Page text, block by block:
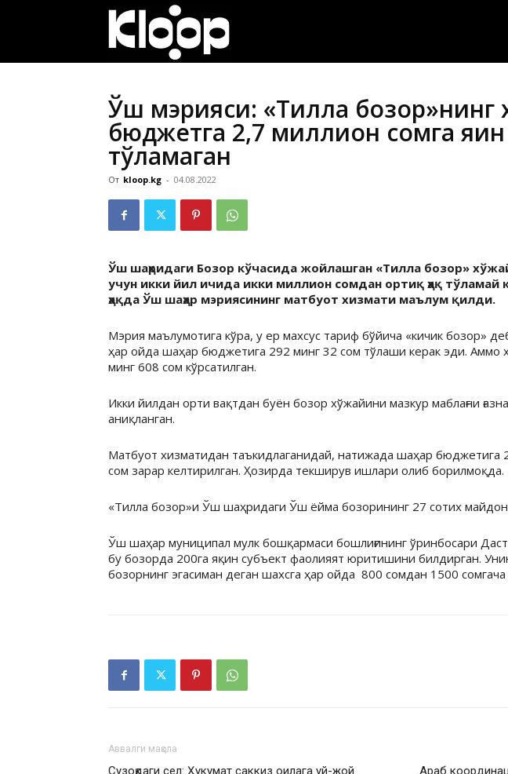
Ўш мэрияси: «Тилла бозор»нинг
бюджетга 2,7 миллион сомга
тўламаган
От kloop.kg - 04.08.2022
Ўш шаҳридаги Бозор кўчасида жойлашган «Тилла бозор»
учун икки йил ичида икки миллион сомдан ортиқ ҳақ тўламай
ҳақда Ўш шаҳар мэриясининг матбуот хизмати маълум қилди.
Мэрия маълумотига кўра, у ер махсус тариф бўйича «кичик бозор»
ҳар ойда шаҳар бюджетига 292 минг 32 сом тўлаши керак эди. Аммо
минг 608 сом кўрсатилган.
Икки йилдан орти вақтдан буён бозор хўжайини мазкур маблағни
аниқланган.
Матбуот хизматидан таъкидлаганидай, натижада шаҳар бюджетига
сом зарар келтирилган. Ҳозирда текширув ишлари олиб борилмоқда.
«Тилла бозор»и Ўш шаҳридаги Ўш ёйма бозорининг 27 сотих
Ўш шаҳар муниципал мулк бошқармаси бошлиғининг ўринбосари
бу бозорда 200га яқин субъект фаолияят юритишини билдирган.
бозорнинг эгасиман деган шахсга ҳар ойда 800 сомдан 1500 сомгача
Аввалги мақола
Сузоқдаги сел: Ҳукумат саккиз оилага уй-жой
Араб